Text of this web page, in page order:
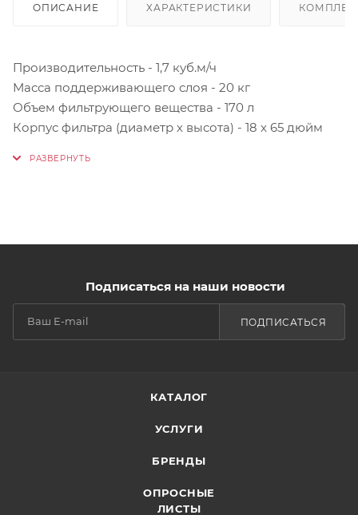
ОПИСАНИЕ ХАРАКТЕРИСТИКИ
Производительность - 1,7 куб.м/ч
Масса поддерживающего слоя - 20 кг
Объем фильтрующего вещества - 170 л
Корпус фильтра (диаметр х высота) - 18 x 65 дюйм
Подписаться на наши новости
ПОДПИСАТЬСЯ
КАТАЛОГ
УСЛУГИ
БРЕНДЫ
ОПРОСНЫЕ
ЛИСТЫ